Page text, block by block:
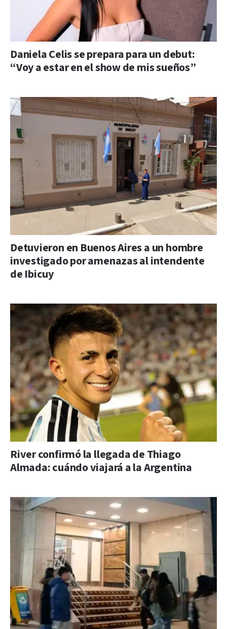
Daniela Celis se prepara para un debut:
“Voy a estar en el show de mis sueños”
Detuvieron en Buenos Aires a un hombre
investigado por amenazas al intendente
de Ibicuy
River confirmó la llegada de Thiago
Almada: cuándo viajará a la Argentina